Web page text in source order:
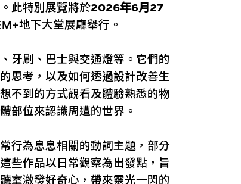
此特別展覽將於2026年6月27
地下大堂展廳舉行。
牙刷、巴士與交通燈等。它們的
思考，以及如何透過設計改善生
不到的方式觀看及體驗熟悉的物
部位來認識周遭的世界。
行為息息相關的動詞主題，部分
些作品以日常觀察為出發點，旨
室激發好奇心，帶來靈光一閃的